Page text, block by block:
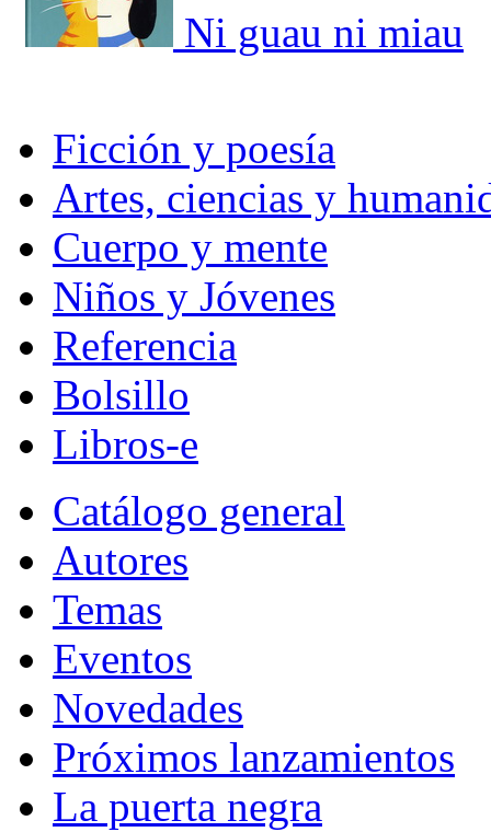
Ni guau ni miau
Ficción y poesía
Artes, ciencias y
Cuerpo y mente
Niños y Jóvenes
Referencia
Bolsillo
Libros-e
Catálogo general
Autores
Temas
Eventos
Novedades
Próximos lanzamientos
La puerta negra